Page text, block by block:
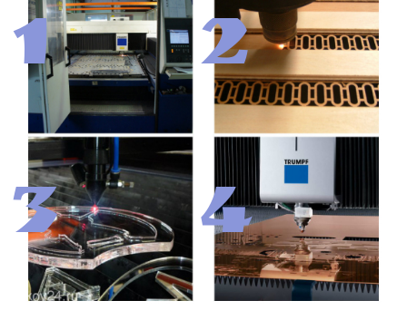
1
2
3
4